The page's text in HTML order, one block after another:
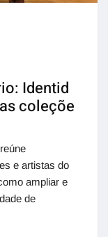
Identid
coleçõe
e artistas do
ampliar e
de